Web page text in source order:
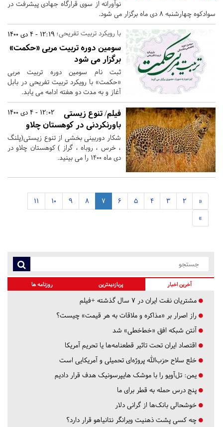
نوآورانه از سوی قرارگاه جهادی پیشرفت در
سوادکوه چهارشنبه 8 دی ماه برگزار می شود.
12:19 - 4 دی 1400 با رویکرد تربیت تفریحی؛
سومین دوره تربیت مربی «حکمت»
برگزار می شود
ثبت نام سومین دوره تربیت مربی
«حکمت» با رویکرد تربیت تفریحی در بابل
آغاز و به مدت دو هفته ادامه می یابد.
12:02 - 4 دی 1400
فیلم/ تنوع زیستی
باورنکردنی در کوهستان چلاو
شکار دوربینی بخشی از تنوع زیستی(پلنگ
، خرس ، روباه ، گراز ) کوهستان چلاو در
دی ماه ۱۴۰۰ را می بینید.
«
2
3
4
5
6
7
8
9
10
11
»
آخرین اخبار پربازدیدترین روزنامه ها
مشتریان نفت ایران در ۷ سال گذشته +فیلم
راز اصرار بر «مذاکره و ملاقات به هر قیمت» چیست؟
آنتن شبکه افق «خط‌خطی» شد
اقتصاد ایران تحت تاثیر قطعنامه‌ها یا تحریم‌ آمریکا
خلع سلاح حزب‌الله پروژه‌ای تحمیلی و آمریکایی است
یمن: تل‌آویو را با موشک هایپرسونیک هدف قرار دادیم
پنج درس‌ حمله به قطر برای ما
خوشحالی بانک‌ها از گرانی دلار
چه کسی پشت ذهنیت ویرانگر نتانیاهو قرار دارد؟